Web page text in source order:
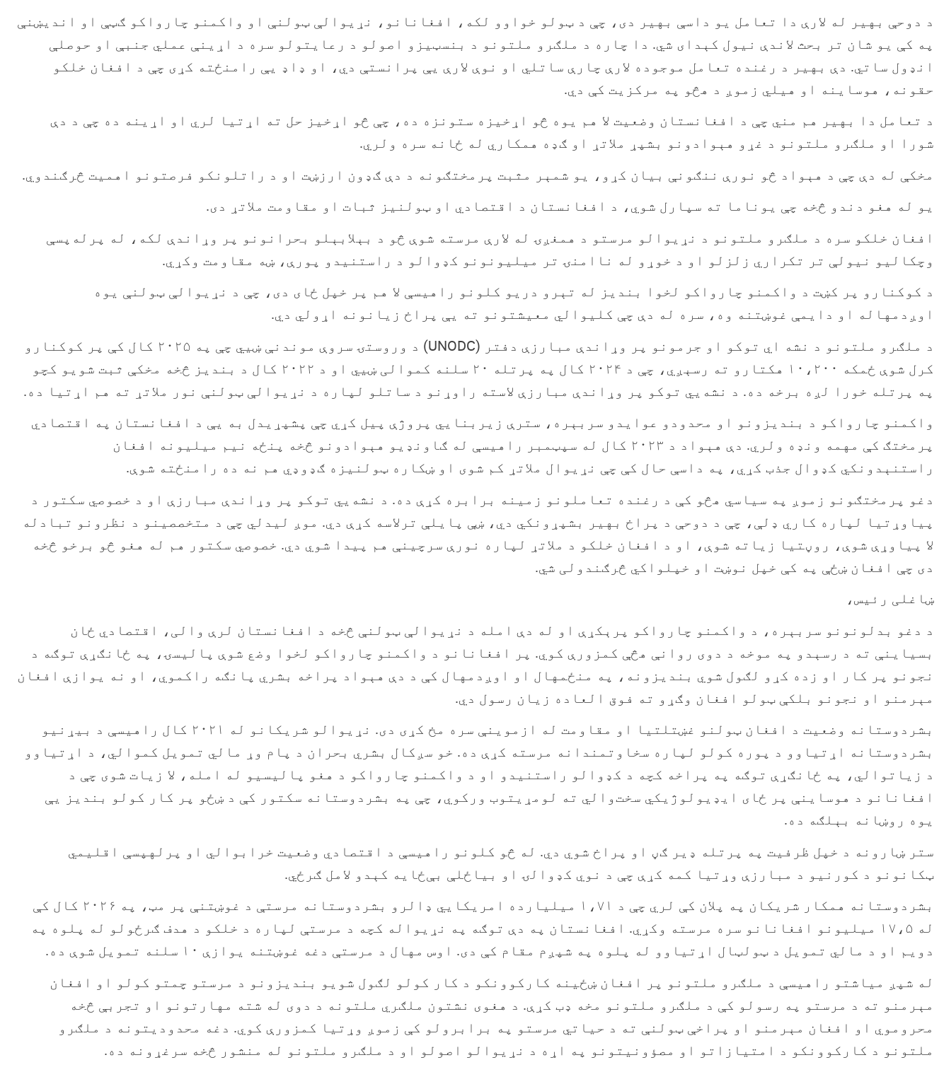
د دوحې بهیر له لارې دا تعامل یو داسې بهیر دی، چې د ټولو خواوو لکه، افغانانو، نړیوالې ټولنې او واکمنو چارواکو ګټې او اندیښنې
په کې یو شان تر بحث لاندې نیول کېدای شي. دا چاره د ملګرو ملتونو د بنسټیزو اصولو د رعایتولو سره د اړینې عملي جنبې او حوصلې
انډول ساتي. دې بهیر د رغنده تعامل موجوده لارې چارې ساتلي او نوې لارې یې پرانستې دي، او ډاډ یې رامنځته کړی چې د افغان خلکو
حقونه، هوساینه او هیلي زموږ د هڅو په مرکزیت کې دي.
د تعامل دا بهیر هم مني چې د افغانستان وضعیت لا هم یوه څو اړخیزه ستونزه ده، چې څو اړخیز حل ته اړتیا لري او اړینه ده چې د دې
شورا او ملګرو ملتونو د غړو هېوادونو بشپړ ملاتړ او ګډه همکاري له ځانه سره ولري.
مخکې له دې چې د هېواد څو نورې ننګونې بیان کړو، یو شمېر مثبت پرمختګونه د دې ګډون ارزښت او د راتلونکو فرصتونو اهمیت څرګندوي.
یو له هغو دندو څخه چې یوناما ته سپارل شوي، د افغانستان د اقتصادي او ټولنیز ثبات او مقاومت ملاتړ دی.
افغان خلکو سره د ملګرو ملتونو د نړیوالو مرستو د همغږۍ له لارې مرسته شوې څو د بېلابېلو بحرانونو پر وړاندې لکه، له پرله‌پسې
وچکالیو نیولې تر تکراري زلزلو او د خوړو له ناامنۍ تر میلیونونو کډوالو د راستنیدو پورې، ښه مقاومت وکړي.
د کوکنارو پر کښت د واکمنو چارواکو لخوا بندیز له تېرو دریو کلونو راهیسې لا هم پر خپل ځای دی، چې د نړیوالې ټولنې یوه
اوږدمهاله او دایمې غوښتنه وه، سره له دې چې کلیوالي معیشتونو ته یې پراخ زیانونه اړولي دي.
د ملګرو ملتونو د نشه اي توکو او جرمونو پر وړاندې مبارزې دفتر (UNODC) د وروستۍ سروې موندنې ښیي چې په ۲۰۲۵ کال کې پر کوکنارو
کرل شوې ځمکه ۱۰،۲۰۰ هکتارو ته رسېږي، چې د ۲۰۲۴ کال په پرتله ۲۰ سلنه کموالی ښيي او د ۲۰۲۲ کال د بندیز څخه مخکې ثبت شویو کچو
په پرتله خورا لږه برخه ده. د نشه‌یي توکو پر وړاندې مبارزې لاسته راوړنو د ساتلو لپاره د نړیوالې ټولنې نور ملاتړ ته هم اړتیا ده.
واکمنو چارواکو د بندیزونو او محدودو عوایدو سربېره، سترې زیربنایي پروژې پیل کړي چې پشپړیدل به یې د افغانستان په اقتصادي
پرمختګ کې مهمه ونډه ولري. دې هېواد د ۲۰۲۳ کال له سپټمبر راهیسې له ګاونډیو هېوادونو څخه پنځه نیم میلیونه افغان
راستنېدونکي کډوال جذب کړي، په داسې حال کې چې نړیوال ملاتړ کم شوی او ښکاره ټولنیزه ګډوډي هم نه ده رامنځته شوې.
دغو پرمختګونو زموږ په سیاسي هڅو کې د رغنده تعاملونو زمینه برابره کړې ده. د نشه‌یي توکو پر وړاندې مبارزې او د خصوصي سکتور د
پیاوړتیا لپاره کاري ډلې، چې د دوحې د پراخ بهیر بشپړونکي دي، ښې پایلې ترلاسه کړې دي. موږ لیدلي چې د متخصصینو د نظرونو تبادله
لا پیاوړې شوې، روڼتیا زیاته شوې، او د افغان خلکو د ملاتړ لپاره نورې سرچینې هم پیدا شوي دي. خصوصي سکتور هم له هغو څو برخو څخه
دی چې افغان ښځې په کې خپل نوښت او خپلواکي څرګندولی شي.
ښاغلی رئیس،
د دغو بدلونونو سربېره، د واکمنو چارواکو پرېکړې او له دې امله د نړیوالې ټولنې څخه د افغانستان لرې والی، اقتصادي ځان
بسیاینې ته د رسېدو په موخه د دوی روانې هڅې کمزورې کوي. پر افغانانو د واکمنو چارواکو لخوا وضع شوې پالیسۍ، په ځانګړې توګه د
نجونو پر کار او زده کړو لګول شوي بندیزونه، په منځمهال او اوږدمهال کې د دې هېواد پراخه بشري پانګه راکموي، او نه یوازې افغان
مېرمنو او نجونو بلکې ټولو افغان وګړو ته فوق العاده زیان رسول دي.
بشردوستانه وضعیت د افغان ټولنو غښتلتیا او مقاومت له ازموینې سره مخ کړی دی. نړیوالو شریکانو له ۲۰۲۱ کال راهیسې د بیړنیو
بشردوستانه اړتیاوو د پوره کولو لپاره سخاوتمندانه مرسته کړې ده. خو سږکال بشري بحران د پام وړ مالي تمویل کموالي، د اړتیاوو
د زیاتوالي، په ځانګړې توګه په پراخه کچه د کډوالو راستنیدو او د واکمنو چارواکو د هغو پالیسیو له امله، لا زیات شوی چې د
افغانانو د هوساینې پر ځای ایډیولوژیکي سخت‌­والي ته لومړیتوب ورکوي، چې په بشردوستانه سکتور کې د ښځو پر کار کولو بندیز یې
یوه روښانه بېلګه ده.
ستر ښارونه د خپل ظرفیت په پرتله ډیر ګڼ او پراخ شوي دي. له څو کلونو راهیسې د اقتصادي وضعیت خرابوالي او پرله­پسې اقلیمي
ټکانونو د کورنیو د مبارزې وړتیا کمه کړې چې د نوي کډوالۍ او بیاځلې بې‌ځایه کېدو لامل ګرځي.
بشردوستانه همکار شریکان په پلان کې لري چې د ۱،۷۱ میلیارده امریکایي ډالرو بشردوستانه مرستې د غوښتنې پر مټ، په ۲۰۲۶ کال کې
له ۱۷،۵ میلیونو افغانانو سره مرسته وکړي. افغانستان په دې توګه په نړیواله کچه د مرستې لپاره د خلکو د هدف ګرځولو له پلوه په
دویم او د مالي تمویل د ټولټال اړتیاوو له پلوه په شپږم مقام کې دی. اوس مهال د مرستې دغه غوښتنه یوازې ۱۰ سلنه تمویل شوې ده.
له شپږ میاشتو راهیسې د ملګرو ملتونو پر افغان ښځینه کارکوونکو د کار کولو لګول شويو بندیزونو د مرستو چمتو کولو او افغان
مېرمنو ته د مرستو په رسولو کې د ملګرو ملتونو مخه ډب کړې. د هغوی نشتون ملګري ملتونه د دوی له شته مهارتونو او تجربې څخه
محروموي او افغان مېرمنو او پراخې ټولنې ته د حیاتي مرستو په برابرولو کې زموږ وړتیا کمزورې کوي. دغه محدودیتونه د ملګرو
ملتونو د کارکوونکو د امتیازاتو او مصؤونیتونو په اړه د نړیوالو اصولو او د ملګرو ملتونو له منشور څخه سرغړونه ده.